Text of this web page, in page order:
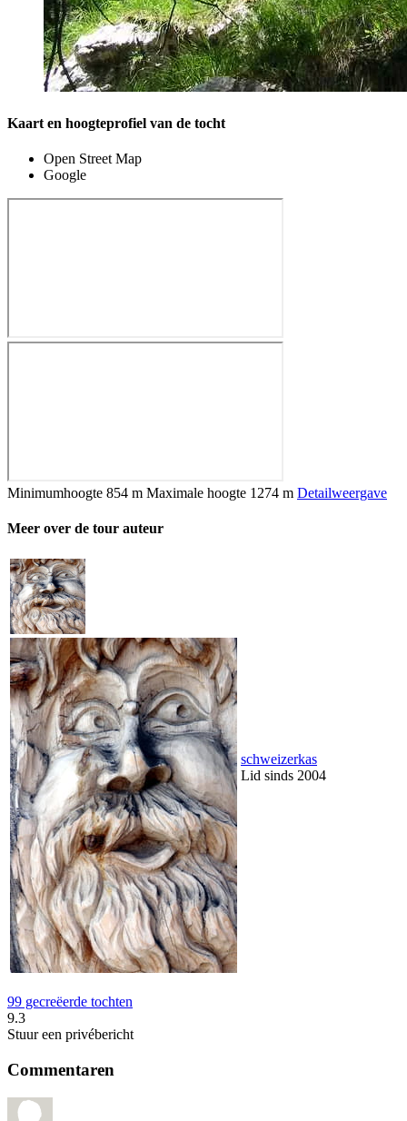
Kaart en hoogteprofiel van de tocht
Open Street Map
Google
Minimumhoogte 854 m Maximale hoogte 1274 m Detailweergave
Meer over de tour auteur
schweizerkas
Lid sinds 2004
99 gecreëerde tochten
9.3
Stuur een privébericht
Commentaren